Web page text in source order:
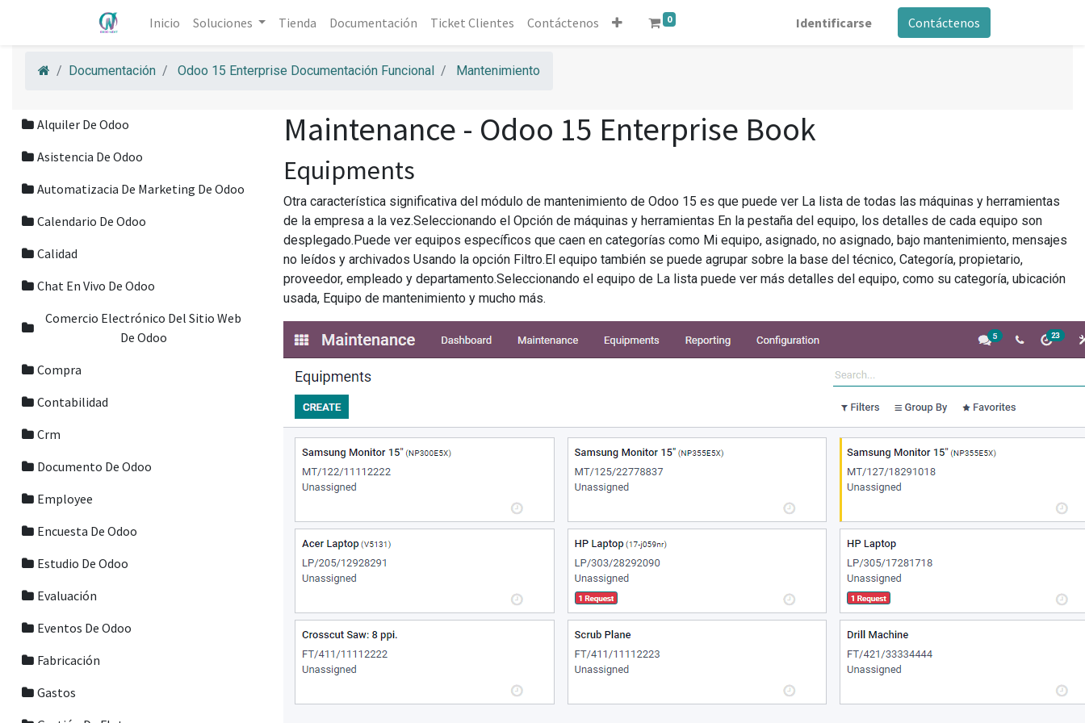
Inicio Soluciones Tienda Documentación Ticket Clientes Contáctenos 0 Identificarse Contáctenos
Documentación Odoo 15 Enterprise Documentación Funcional Mantenimiento
Alquiler De Odoo
Asistencia De Odoo
Automatizacia De Marketing De Odoo
Calendario De Odoo
Calidad
Chat En Vivo De Odoo
Comercio Electrónico Del Sitio Web
De Odoo
Compra
Contabilidad
Crm
Documento De Odoo
Employee
Encuesta De Odoo
Estudio De Odoo
Evaluación
Eventos De Odoo
Fabricación
Gastos
Maintenance - Odoo 15 Enterprise Book
Equipments
Otra característica significativa del módulo de mantenimiento de Odoo 15 es que puede ver La lista de todas las máquinas y herramientas
de la empresa a la vez.Seleccionando el Opción de máquinas y herramientas En la pestaña del equipo, los detalles de cada equipo son
desplegado.Puede ver equipos específicos que caen en categorías como Mi equipo, asignado, no asignado, bajo mantenimiento, mensajes
no leídos y archivados Usando la opción Filtro.El equipo también se puede agrupar sobre la base del técnico, Categoría, propietario,
proveedor, empleado y departamento.Seleccionando el equipo de La lista puede ver más detalles del equipo, como su categoría, ubicación
usada, Equipo de mantenimiento y mucho más.